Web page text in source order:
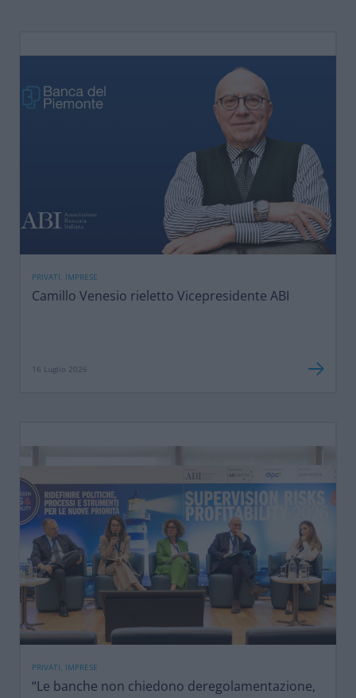
PRIVATI, IMPRESE
Camillo Venesio rieletto Vicepresidente ABI
16 Luglio 2026
PRIVATI, IMPRESE
“Le banche non chiedono deregolamentazione,